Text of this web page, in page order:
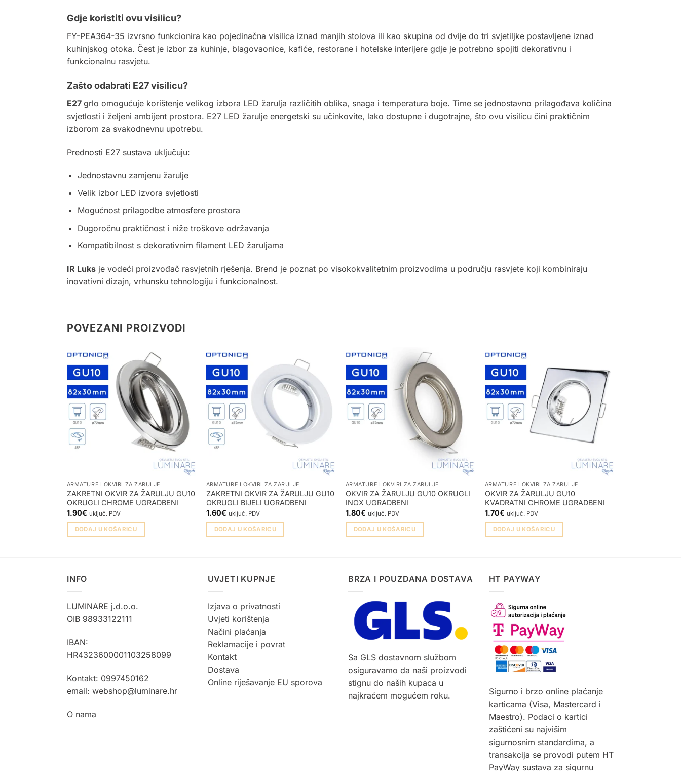
Gdje koristiti ovu visilicu?
FY-PEA364-35 izvrsno funkcionira kao pojedinačna visilica iznad manjih stolova ili kao skupina od dvije do tri svjetiljke postavljene iznad
kuhinjskog otoka. Čest je izbor za kuhinje, blagovaonice, kafiće, restorane i hotelske interijere gdje je potrebno spojiti dekorativnu i
funkcionalnu rasvjetu.
Zašto odabrati E27 visilicu?
E27 grlo omogućuje korištenje velikog izbora LED žarulja različitih oblika, snaga i temperatura boje. Time se jednostavno prilagođava količina
svjetlosti i željeni ambijent prostora. E27 LED žarulje energetski su učinkovite, lako dostupne i dugotrajne, što ovu visilicu čini praktičnim
izborom za svakodnevnu upotrebu.
Prednosti E27 sustava uključuju:
Jednostavnu zamjenu žarulje
Velik izbor LED izvora svjetlosti
Mogućnost prilagodbe atmosfere prostora
Dugoročnu praktičnost i niže troškove održavanja
Kompatibilnost s dekorativnim filament LED žaruljama
IR Luks je vodeći proizvođač rasvjetnih rješenja. Brend je poznat po visokokvalitetnim proizvodima u području rasvjete koji kombiniraju
inovativni dizajn, vrhunsku tehnologiju i funkcionalnost.
POVEZANI PROIZVODI
ARMATURE I OKVIRI ZA ŽARULJE
ZAKRETNI OKVIR ZA ŽARULJU GU10
OKRUGLI CHROME UGRADBENI
1.90€ uključ. PDV
DODAJ U KOŠARICU
ARMATURE I OKVIRI ZA ŽARULJE
ZAKRETNI OKVIR ZA ŽARULJU GU10
OKRUGLI BIJELI UGRADBENI
1.60€ uključ. PDV
DODAJ U KOŠARICU
ARMATURE I OKVIRI ZA ŽARULJE
OKVIR ZA ŽARULJU GU10 OKRUGLI
INOX UGRADBENI
1.80€ uključ. PDV
DODAJ U KOŠARICU
ARMATURE I OKVIRI ZA ŽARULJE
OKVIR ZA ŽARULJU GU10
KVADRATNI CHROME UGRADBENI
1.70€ uključ. PDV
DODAJ U KOŠARICU
INFO
LUMINARE j.d.o.o.
OIB 98933122111
IBAN:
HR4323600001103258099
Kontakt: 0997450162
email: webshop@luminare.hr
O nama
UVJETI KUPNJE
Izjava o privatnosti
Uvjeti korištenja
Načini plaćanja
Reklamacije i povrat
Kontakt
Dostava
Online riješavanje EU sporova
BRZA I POUZDANA DOSTAVA
Sa GLS dostavnom službom
osiguravamo da naši proizvodi
stignu do naših kupaca u
najkraćem mogućem roku.
HT PAYWAY
Sigurno i brzo online plaćanje
karticama (Visa, Mastercard i
Maestro). Podaci o kartici
zaštićeni su najvišim
sigurnosnim standardima, a
transakcija se provodi putem HT
PayWay sustava za sigurnu